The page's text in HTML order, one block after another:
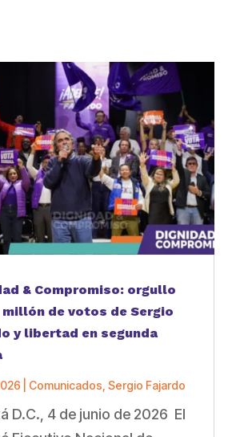
& Compromiso: orgullo
de votos de Sergio
y libertad en segunda
Comunicados Sergio Fajardo
D.C., 4 de junio de 2026 El